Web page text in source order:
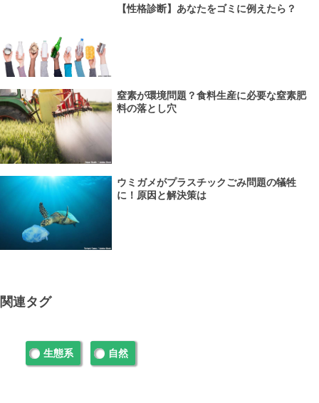
【性格診断】あなたをゴミに例えたら？
窒素が環境問題？食料生産に必要な窒素肥
料の落とし穴
ウミガメがプラスチックごみ問題の犠牲
に！原因と解決策は
関連タグ
生態系 自然